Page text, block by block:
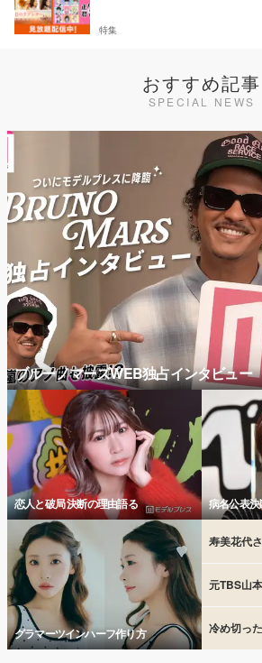
特集
おすすめ記事
SPECIAL NEWS
ブルーノマーズWEB独占インタビュー
恋人と破局 決断の理由語る 病名公表
グラマーツインハーフ作り方
寿美花代
元TBS山
冷め切っ